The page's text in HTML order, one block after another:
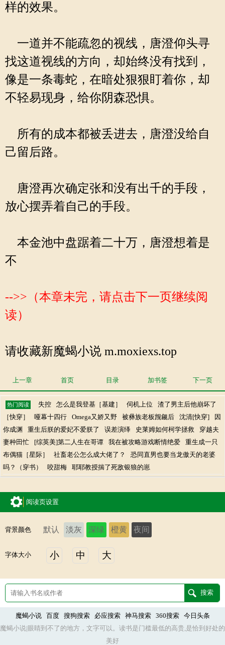
样的效果。
一道并不能疏忽的视线，唐澄仰头寻
找这道视线的方向，却始终没有找到，
像是一条毒蛇，在暗处狠狠盯着你，却
不轻易现身，给你阴森恐惧。
所有的成本都被丢进去，唐澄没给自
己留后路。
唐澄再次确定张和没有出千的手段，
放心摆弄着自己的手段。
本金池中盘踞着二十万，唐澄想着是
不
-->>（本章未完，请点击下一页继续阅
读）
请收藏新魔蝎小说 m.moxiexs.top
上一章 首页 目录 加书签 下一页
热门阅读 失控 怎么是我登基［基建］ 伺机上位
渣了男主后他崩坏了
［快穿］
哑幕十四行 Omega又娇又野 被彝族老板觊觎后 沈清[快穿]
因
你成渊
重生后朕的爱妃不爱朕了 误差演绎 史莱姆如何柯学拯救
穿越夫
妻种田忙
[综英美]第二人生在哥谭 我在被攻略游戏断情绝爱
重生成一只
布偶猫［星际］
社畜老公怎么成大佬了？
恐同直男也要当龙傲天的老婆
吗？（穿书）
咬甜梅 耶耶教授揣了死敌银狼的崽
阅读页设置
背景颜色 默认 淡灰 深绿 橙黄 夜间
字体大小 小 中 大
魔蝎小说 百度 搜狗搜索 必应搜索 神马搜索 360搜索
今日头条
魔蝎小说|眼睛到不了的地方，文字可以。读书是门槛最低的高贵,是恰到好处的
美好